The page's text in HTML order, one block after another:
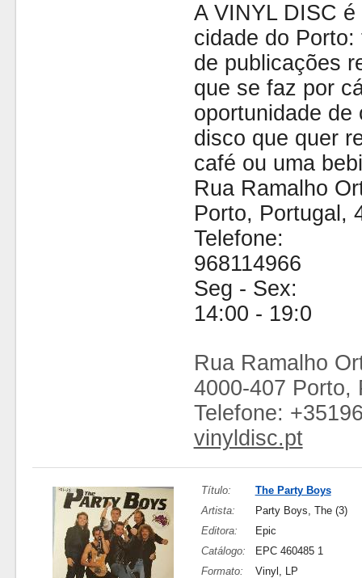
A VINYL DISC
cidade do
de publicações
que se faz por
oportunidade de
disco que quer
café ou uma
Rua Ramalho
Porto, Portugal,
Telefone:
968114966
Seg - Sex:
14:00 - 19:0
Rua Ramalho
4000-407 Porto,
Telefone:
vinyldisc.pt
Título:
The Party Boys
Artista:
Party Boys, The (3)
Editora:
Epic
Catálogo:
EPC 460485 1
Formato:
Vinyl, LP